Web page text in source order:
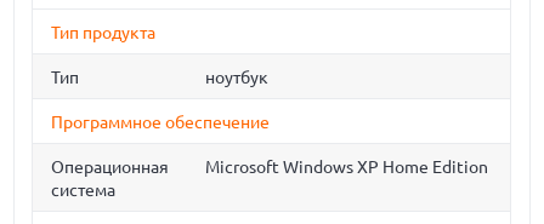
Тип продукта
Тип ноутбук
Программное обеспечение
Операционная
система
Microsoft Windows XP Home Edition